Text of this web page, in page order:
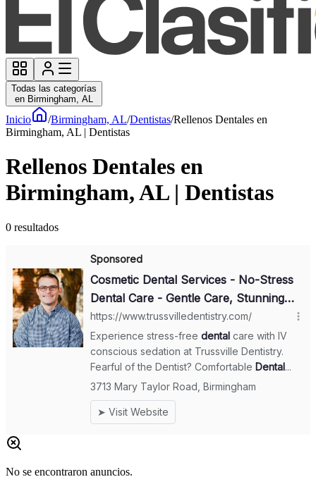
Todas las categorías
en Birmingham, AL
Inicio /Birmingham, AL/Dentistas/Rellenos Dentales en
Birmingham, AL | Dentistas
Rellenos Dentales en
Birmingham, AL | Dentistas
0 resultados
No se encontraron anuncios.